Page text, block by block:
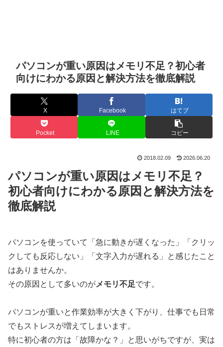
パソコンが重い原因はメモリ不足？初心者
向けにわかる原因と解決方法を徹底解説
X Facebook はてブ
Pocket LINE コピー
2018.02.09 2026.06.20
パソコンが重い原因はメモリ不足？
初心者向けにわかる原因と解決方法を
徹底解説
パソコンを使っていて「急に動きが遅くなった」「クリッ
クしても反応しない」「文字入力が遅れる」と感じたこと
はありませんか。
その原因として多いのがメモリ不足です。
パソコンが重いと作業効率が大きく下がり、仕事でも日常
でもストレスが増えてしまいます。
特に初心者の方は「故障かな？」と思いがちですが、実は